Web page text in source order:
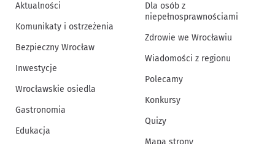
Aktualności
Komunikaty i ostrzeżenia
Bezpieczny Wrocław
Inwestycje
Wrocławskie osiedla
Gastronomia
Edukacja
Dla osób z
niepełnosprawnościami
Zdrowie we Wrocławiu
Wiadomości z regionu
Polecamy
Konkursy
Quizy